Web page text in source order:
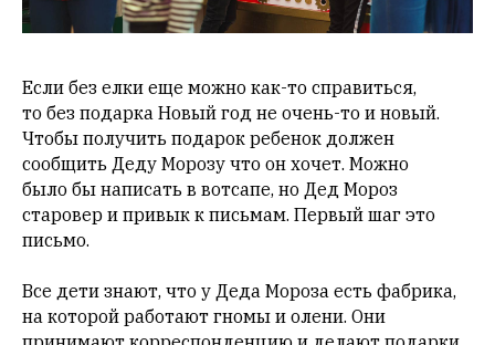
Если без елки еще можно как-то справиться,
то без подарка Новый год не очень-то и новый.
Чтобы получить подарок ребенок должен
сообщить Деду Морозу что он хочет. Можно
было бы написать в вотсапе, но Дед Мороз
старовер и привык к письмам. Первый шаг это
письмо.
Все дети знают, что у Деда Мороза есть фабрика,
на которой работают гномы и олени. Они